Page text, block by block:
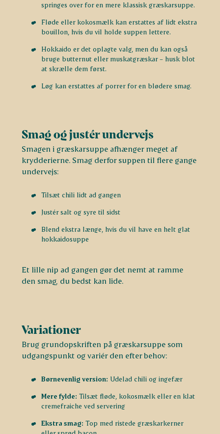
springes over for en mere klassisk græskarsuppe.
Fløde eller kokosmælk kan erstattes af lidt ekstra
bouillon, hvis du vil holde suppen lettere.
Hokkaido er det oplagte valg, men du kan også
bruge butternut eller muskatgræskar – husk blot
at skrælle dem først.
Løg kan erstattes af porrer for en blødere smag.
Smag og justér undervejs
Smagen i græskarsuppe afhænger meget af
krydderierne. Smag derfor suppen til flere gange
undervejs:
Tilsæt chili lidt ad gangen
Justér salt og syre til sidst
Blend ekstra længe, hvis du vil have en helt glat
hokkaidosuppe
Et lille nip ad gangen gør det nemt at ramme
den smag, du bedst kan lide.
Variationer
Brug grundopskriften på græskarsuppe som
udgangspunkt og variér den efter behov:
Børnevenlig version: Udelad chili og ingefær
Mere fylde: Tilsæt fløde, kokosmælk eller en klat
cremefraiche ved servering
Ekstra smag: Top med ristede græskarkerner